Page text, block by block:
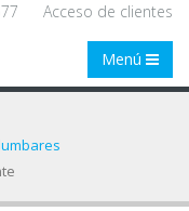
Acceso de clientes
Menú